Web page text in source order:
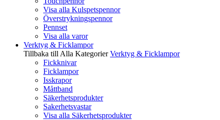
Visa alla Kulspetspennor
Överstrykningspennor
Pennset
Visa alla varor
Verktyg & Ficklampor
Tillbaka till Alla Kategorier Verktyg & Ficklampor
Fickknivar
Ficklampor
Isskrapor
Måttband
Säkerhetsprodukter
Sakerhetsvastar
Visa alla Säkerhetsprodukter